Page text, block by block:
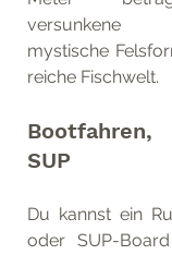
versunkene
mystische
reiche Fischwelt.
SUP
Du kannst ein
oder SUP-